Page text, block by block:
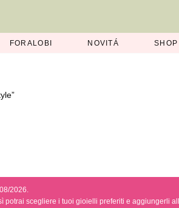
FORALOBI NOVITÁ SHOP
2026.
potrai scegliere i tuoi gioielli preferiti e aggiungerli